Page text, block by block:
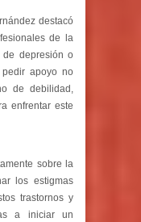
destacó
de la
de depresión o
apoyo no
de debilidad,
enfrentar este
sobre la
los estigmas
trastornos y
a iniciar un